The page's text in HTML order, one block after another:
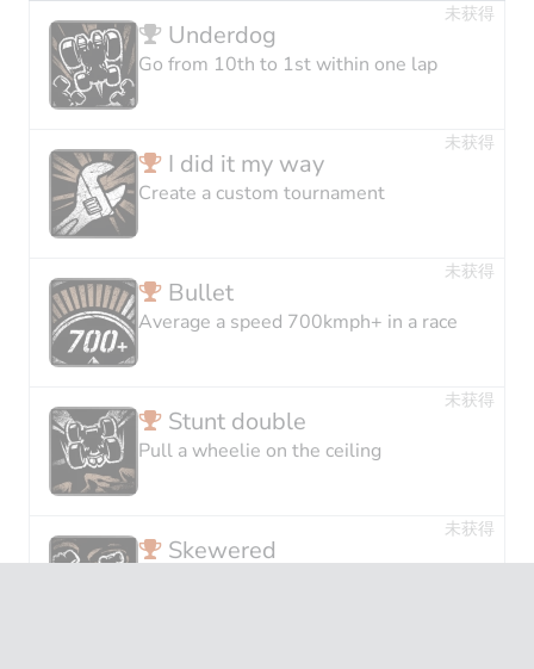
Underdog
Go from 10th to 1st within one lap
未获得
I did it my way
Create a custom tournament
未获得
Bullet
Average a speed 700kmph+ in a race
未获得
Stunt double
Pull a wheelie on the ceiling
未获得
Skewered
未获得